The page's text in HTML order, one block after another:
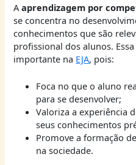
Aaprendizagem por
se concentra no
conhecimentos que são
profissional dos alunos.
importante na EJA, pois:
Foca no que o aluno
para se desenvolver;
Valoriza a experiência
seus conhecimentos
Promove a formação
na sociedade.